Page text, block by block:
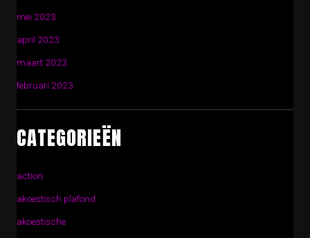
mei 2023
april 2023
maart 2023
februari 2023
CATEGORIEËN
action
akoestisch plafond
akoestische